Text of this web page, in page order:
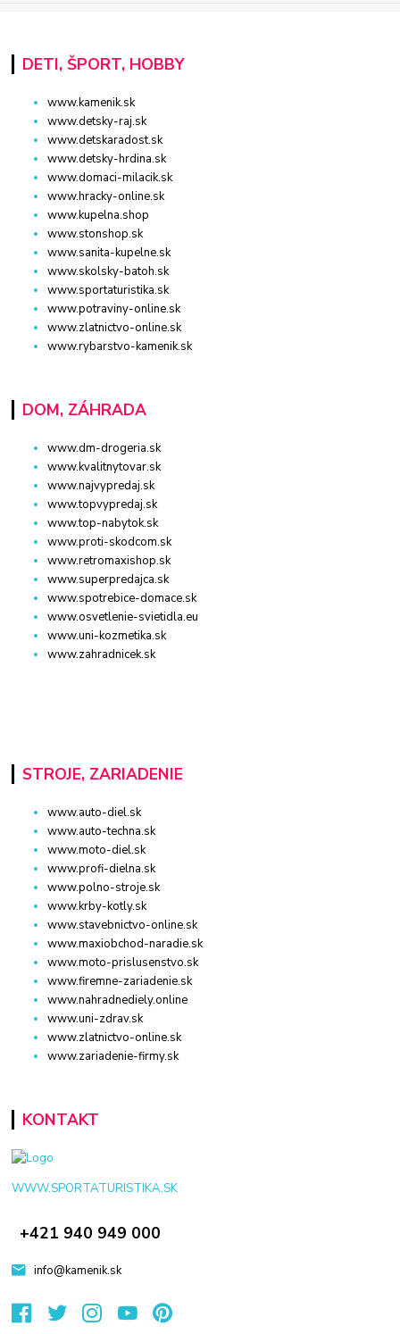
DETI, ŠPORT, HOBBY
www.kamenik.sk
www.detsky-raj.sk
www.detskaradost.sk
www.detsky-hrdina.sk
www.domaci-milacik.sk
www.hracky-online.sk
www.kupelna.shop
www.stonshop.sk
www.sanita-kupelne.sk
www.skolsky-batoh.sk
www.sportaturistika.sk
www.potraviny-online.sk
www.zlatnictvo-online.sk
www.rybarstvo-kamenik.sk
DOM, ZÁHRADA
www.dm-drogeria.sk
www.kvalitnytovar.sk
www.najvypredaj.sk
www.topvypredaj.sk
www.top-nabytok.sk
www.proti-skodcom.sk
www.retromaxishop.sk
www.superpredajca.sk
www.spotrebice-domace.sk
www.osvetlenie-svietidla.eu
www.uni-kozmetika.sk
www.zahradnicek.sk
STROJE, ZARIADENIE
www.auto-diel.sk
www.auto-techna.sk
www.moto-diel.sk
www.profi-dielna.sk
www.polno-stroje.sk
www.krby-kotly.sk
www.stavebnictvo-online.sk
www.maxiobchod-naradie.sk
www.moto-prislusenstvo.sk
www.firemne-zariadenie.sk
www.nahradnediely.online
www.uni-zdrav.sk
www.zlatnictvo-online.sk
www.zariadenie-firmy.sk
KONTAKT
WWW.SPORTATURISTIKA.SK
+421 940 949 000
info@kamenik.sk